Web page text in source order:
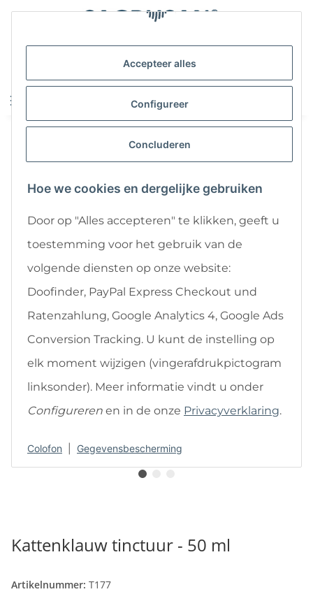
Accepteer alles
Configureer
Concluderen
Hoe we cookies en dergelijke gebruiken
Door op "Alles accepteren" te klikken, geeft u
toestemming voor het gebruik van de
volgende diensten op onze website:
Doofinder, PayPal Express Checkout und
Ratenzahlung, Google Analytics 4, Google Ads
Conversion Tracking. U kunt de instelling op
elk moment wijzigen (vingerafdrukpictogram
linksonder). Meer informatie vindt u onder
Configureren en in de onze Privacyverklaring.
Colofon Gegevensbescherming
Kattenklauw tinctuur - 50 ml
Artikelnummer: T177